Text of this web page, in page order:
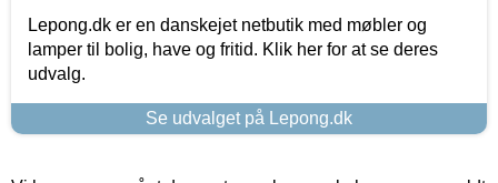
Lepong.dk er en danskejet netbutik med møbler og
lamper til bolig, have og fritid. Klik her for at se deres
udvalg.
Se udvalget på Lepong.dk